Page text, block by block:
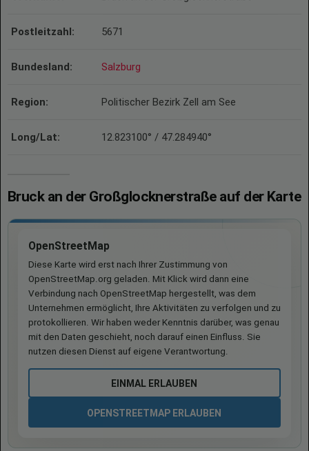
Postleitzahl: 5671
Bundesland: Salzburg
Region: Politischer Bezirk Zell am See
Long/Lat: 12.823100° / 47.284940°
Bruck an der Großglocknerstraße auf der Karte
OpenStreetMap
Diese Karte wird erst nach Ihrer Zustimmung von
OpenStreetMap.org geladen. Mit Klick wird dann eine
Verbindung nach OpenStreetMap hergestellt, was dem
Unternehmen ermöglicht, Ihre Aktivitäten zu verfolgen und zu
protokollieren. Wir haben weder Kenntnis darüber, was genau
mit den Daten geschieht, noch darauf einen Einfluss. Sie
nutzen diesen Dienst auf eigene Verantwortung.
EINMAL ERLAUBEN
OPENSTREETMAP ERLAUBEN